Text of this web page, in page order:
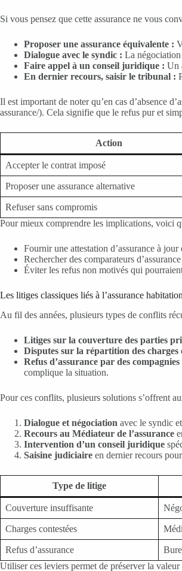
Si vous pensez que cette assurance ne vous
Proposer une assurance équivalente :
Dialogue avec le syndic : La
Faire appel à un conseil juridique : Un
En dernier recours, saisir le tribunal :
Il est important de noter qu’en cas d’absence
assurance/). Cela signifie que le refus pur et
Action
Accepter le contrat imposé
Proposer une assurance alternative
Refuser sans compromis
Pour mieux comprendre les implications, voici
Fournir une attestation d’assurance à
Rechercher des comparateurs
Éviter les refus non motivés qui
Les litiges classiques liés à l’assurance
Au fil des années, plusieurs types de conflits
Litiges sur la couverture des parties
Disputes sur la répartition des charges
Refus d’assurance par des compagnies
complique la situation.
Pour ces conflits, plusieurs solutions s’offrent
Dialogue et négociation avec le syndic
Recours au Médiateur de l’assurance
Intervention d’un conseil juridique
Saisine judiciaire en dernier recours
Type de litige
Couverture insuffisante
Charges contestées
Refus d’assurance
Utiliser ces leviers permet de préserver la